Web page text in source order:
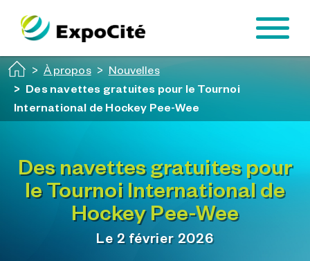
Passer au contenu principal
À propos Nouvelles
Des navettes gratuites pour le Tournoi
International de Hockey Pee-Wee
Des navettes gratuites pour
le Tournoi International de
Hockey Pee-Wee
Le 2 février 2026